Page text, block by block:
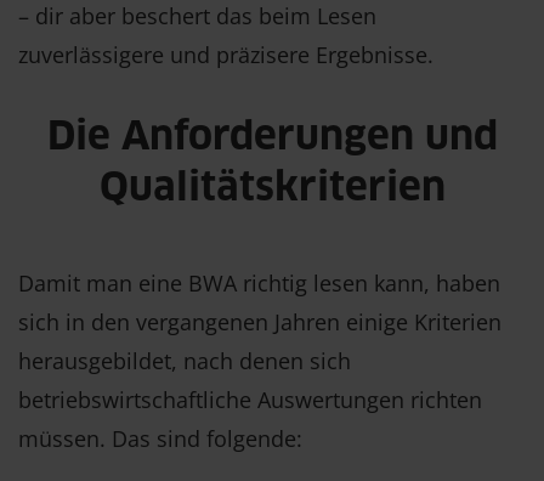
– dir aber beschert das beim Lesen
zuverlässigere und präzisere Ergebnisse.
Die Anforderungen und
Qualitätskriterien
Damit man eine BWA richtig lesen kann, haben
sich in den vergangenen Jahren einige Kriterien
herausgebildet, nach denen sich
betriebswirtschaftliche Auswertungen richten
müssen. Das sind folgende: